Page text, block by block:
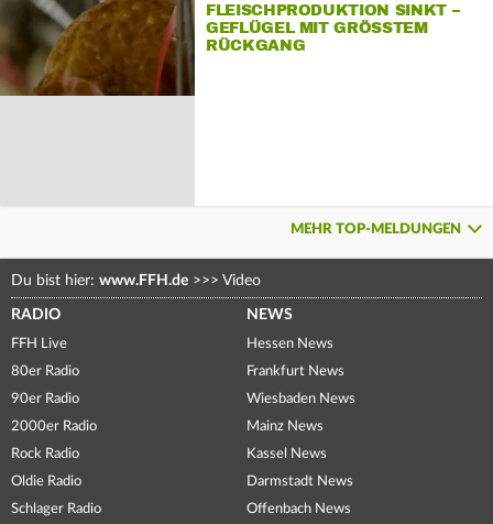
FLEISCHPRODUKTION SINKT –
GEFLÜGEL MIT GRÖSSTEM R
ÜCKGANG
MEHR TOP-MELDUNGEN
Du bist hier: www.FFH.de >>> Video
RADIO
FFH Live
80er Radio
90er Radio
2000er Radio
Rock Radio
Oldie Radio
Schlager Radio
NEWS
Hessen News
Frankfurt News
Wiesbaden News
Mainz News
Kassel News
Darmstadt News
Offenbach News